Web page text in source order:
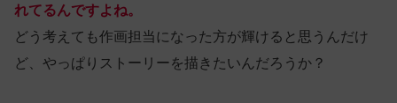
れてるんですよね。
どう考えても作画担当になった方が輝けると思うんだけ
ど、やっぱりストーリーを描きたいんだろうか？